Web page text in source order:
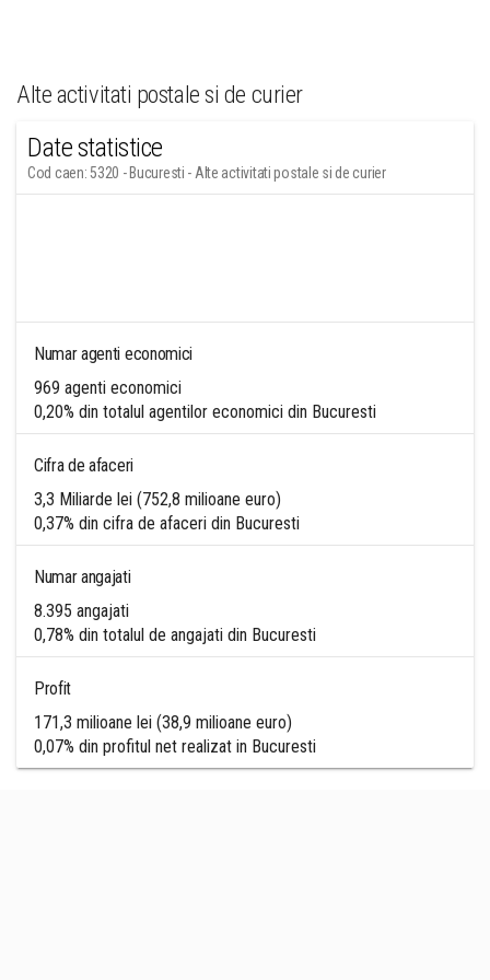
Alte activitati postale si de curier
Date statistice
Cod caen: 5320 - Bucuresti - Alte activitati postale si de curier
Numar agenti economici
969 agenti economici
0,20% din totalul agentilor economici din Bucuresti
Cifra de afaceri
3,3 Miliarde lei (752,8 milioane euro)
0,37% din cifra de afaceri din Bucuresti
Numar angajati
8.395 angajati
0,78% din totalul de angajati din Bucuresti
Profit
171,3 milioane lei (38,9 milioane euro)
0,07% din profitul net realizat in Bucuresti